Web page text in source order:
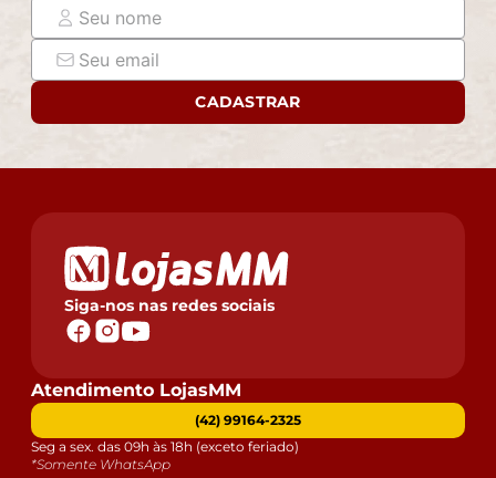
CADASTRAR
Siga-nos nas redes sociais
Atendimento LojasMM
(42) 99164-2325
Seg a sex. das 09h às 18h (exceto feriado)
*Somente WhatsApp